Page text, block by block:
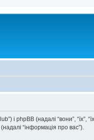
і phpBB (надалі “вони”, “їх”,
“інформація про вас”).